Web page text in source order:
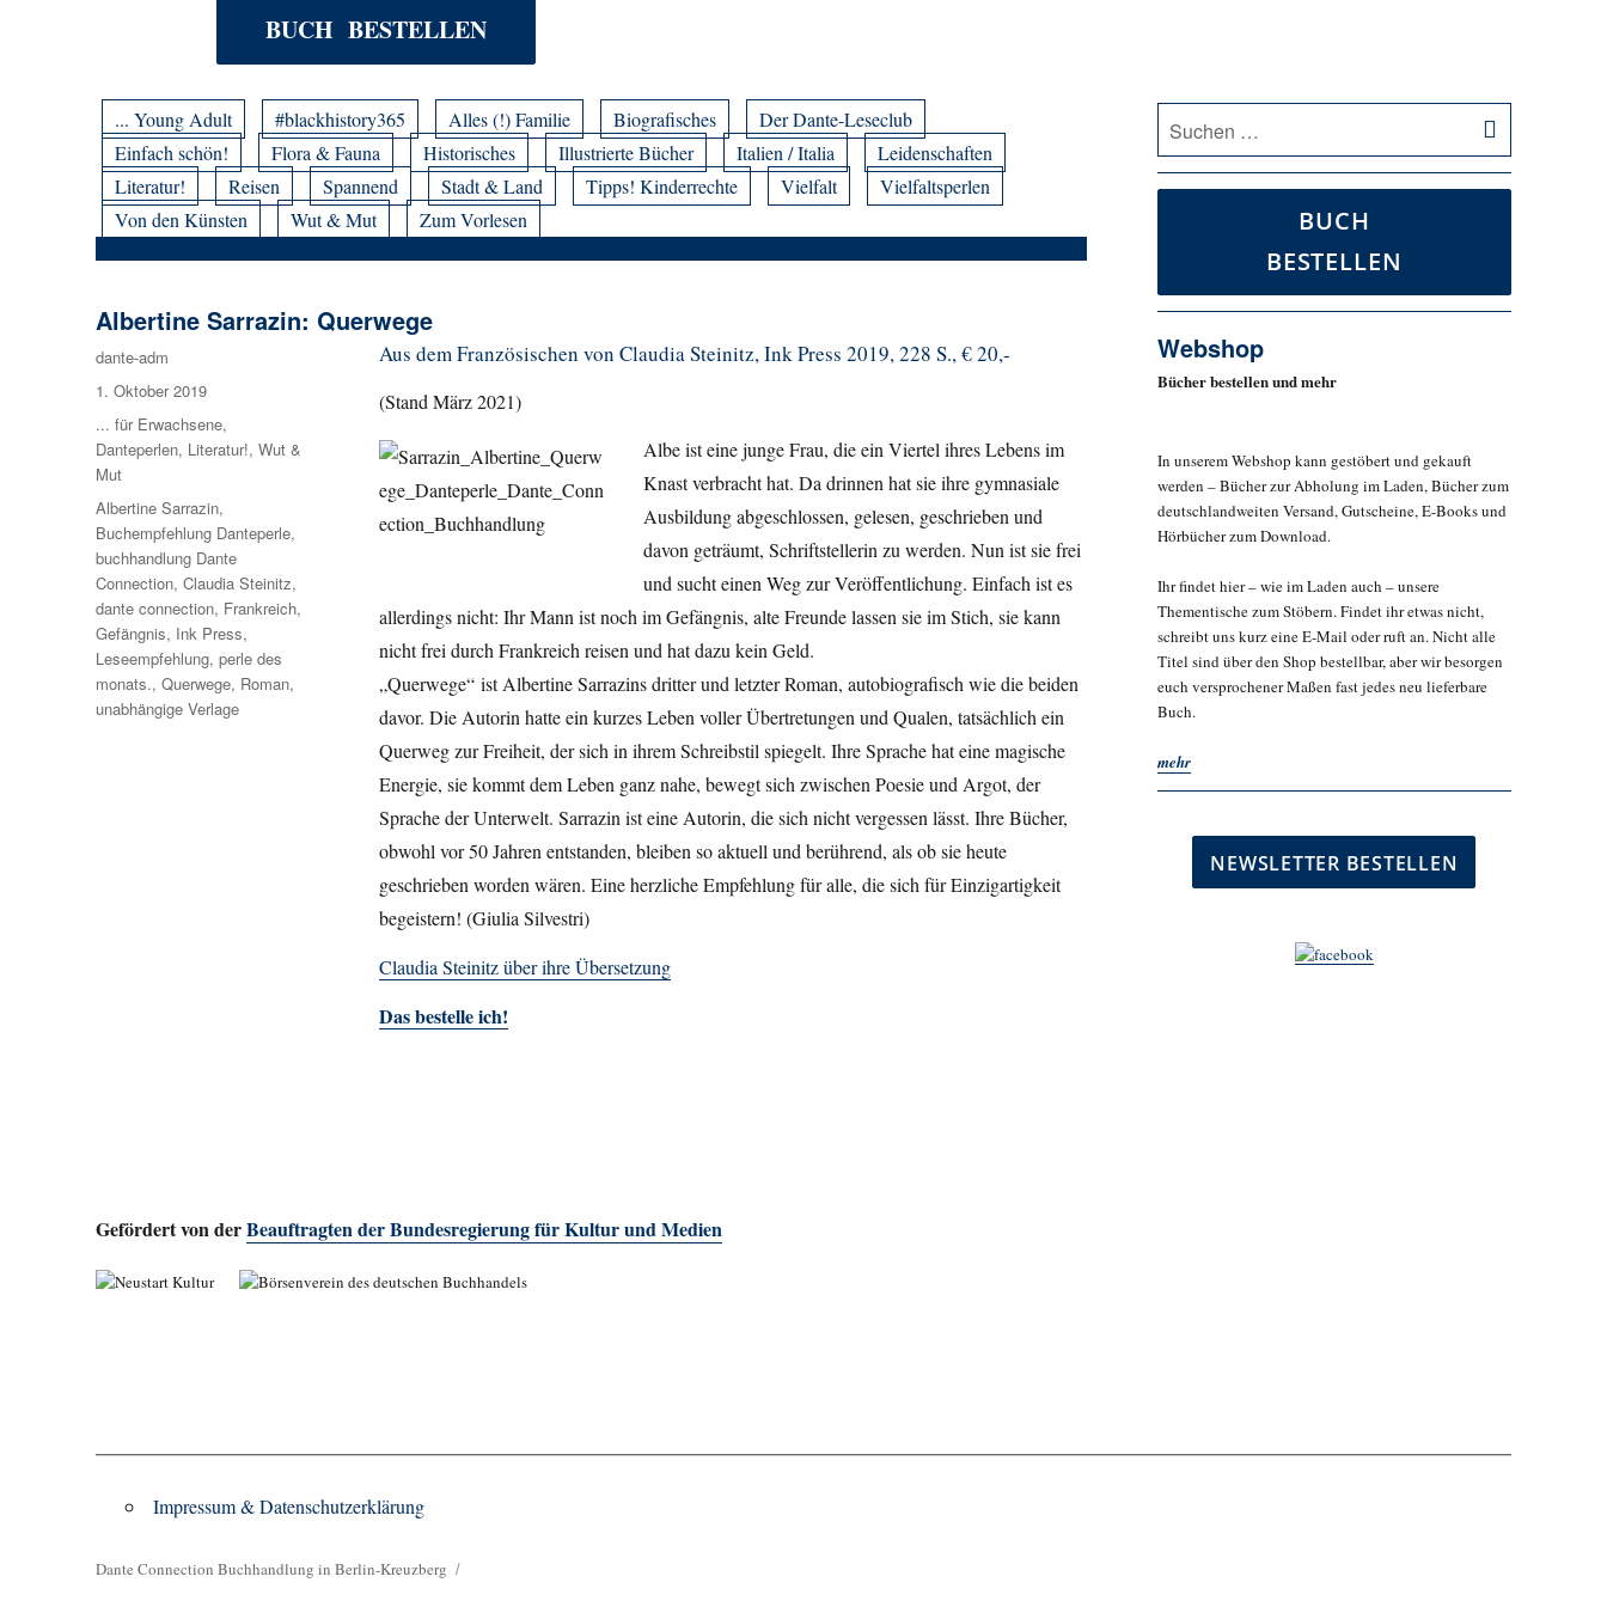
BUCH BESTELLEN
... Young Adult #blackhistory365 Alles (!) Familie Biografisches
Der Dante-Leseclub
Einfach schön!
Flora & Fauna Historisches Illustrierte Bücher Italien / Italia
Leidenschaften
Literatur!
Reisen Spannend Stadt & Land Tipps! Kinderrechte Vielfalt
Vielfaltsperlen
Von den Künsten
Wut & Mut Zum Vorlesen
Albertine Sarrazin: Querwege
Aus dem Französischen von Claudia Steinitz, Ink Press 2019, 228 S., € 20,-
(Stand März 2021)
Albe ist eine junge Frau, die ein Viertel ihres Lebens im
Knast verbracht hat. Da drinnen hat sie ihre gymnasiale
Ausbildung abgeschlossen, gelesen, geschrieben und
davon geträumt, Schriftstellerin zu werden. Nun ist sie frei
und sucht einen Weg zur Veröffentlichung. Einfach ist es
allerdings nicht: Ihr Mann ist noch im Gefängnis, alte Freunde lassen sie im Stich, sie kann
nicht frei durch Frankreich reisen und hat dazu kein Geld.
„Querwege“ ist Albertine Sarrazins dritter und letzter Roman, autobiografisch wie die beiden
davor. Die Autorin hatte ein kurzes Leben voller Übertretungen und Qualen, tatsächlich ein
Querweg zur Freiheit, der sich in ihrem Schreibstil spiegelt. Ihre Sprache hat eine magische
Energie, sie kommt dem Leben ganz nahe, bewegt sich zwischen Poesie und Argot, der
Sprache der Unterwelt. Sarrazin ist eine Autorin, die sich nicht vergessen lässt. Ihre Bücher,
obwohl vor 50 Jahren entstanden, bleiben so aktuell und berührend, als ob sie heute
geschrieben worden wären. Eine herzliche Empfehlung für alle, die sich für Einzigartigkeit
begeistern! (Giulia Silvestri)
Claudia Steinitz über ihre Übersetzung
Das bestelle ich!
Autor
dante-adm
Veröffentlicht
am
1. Oktober 2019
Kategorien
... für Erwachsene,
Danteperlen, Literatur!,Wut &
Mut
Schlagwörter
Albertine Sarrazin,
Buchempfehlung Danteperle,
buchhandlung Dante
Connection,Claudia Steinitz,
dante connection, Frankreich,
Gefängnis, Ink Press,
Leseempfehlung,perle des
monats.,Querwege, Roman,
unabhängige Verlage
Gefördert von derBeauftragten der Bundesregierung für Kultur und Medien
nach:
BUCH
BESTELLEN
Webshop
Bücher bestellen und mehr
In unserem Webshop kann gestöbert und gekauft
werden – Bücher zur Abholung im Laden, Bücher zum
deutschlandweiten Versand, Gutscheine, E-Books und
Hörbücher zum Download.
Ihr findet hier – wie im Laden auch – unsere
Thementische zum Stöbern. Findet ihr etwas nicht,
schreibt uns kurz eine E-Mail oder ruft an. Nicht alle
Titel sind über den Shop bestellbar, aber wir besorgen
euch versprochener Maßen fast jedes neu lieferbare
Buch.
mehr
Impressum & Datenschutzerklärung
Dante Connection Buchhandlung in Berlin-Kreuzberg